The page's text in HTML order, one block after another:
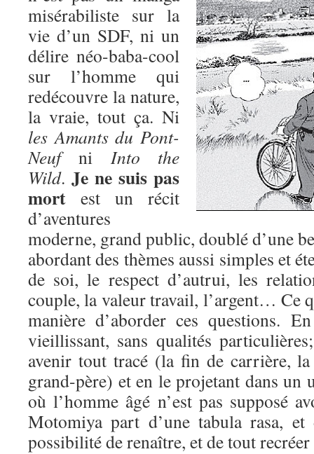
misérabiliste sur la
vie d’un SDF, ni un
délire néo-baba-cool
sur l’homme qui
redécouvre la nature,
la vraie, tout ça. Ni
les Amants du Pont-
Neufni Into the
Wild. Je ne suis pas
mort est un récit
d’aventures
moderne, grand public, doublé d’une
abordant des thèmes aussi simples et
de soi, le respect d’autrui, les
couple, la valeur travail, l’argent… Ce
manière d’aborder ces questions.
vieillissant, sans qualités
avenir tout tracé (la fin de carrière,
grand-père) et en le projetant dans
où l’homme âgé n’est pas supposé
Motomiya part d’une tabula rasa,
possibilité de renaître, et de tout